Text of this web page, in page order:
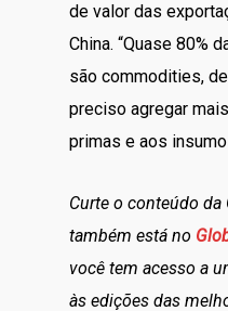
de valor das
China. “Quase 80%
são commodities,
preciso agregar
primas e aos
Curte o conteúdo da
também está no
você tem acesso a
às edições das